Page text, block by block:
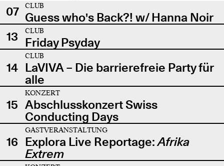
07
CLUB
Guess who's Back?! w/ Hanna Noir
13
CLUB
Friday Psyday
14
CLUB
LaVIVA – Die barrierefreie Party für
alle
15
KONZERT
Abschlusskonzert Swiss
Conducting Days
16
GASTVERANSTALTUNG
Explora Live Reportage:Afrika
Extrem